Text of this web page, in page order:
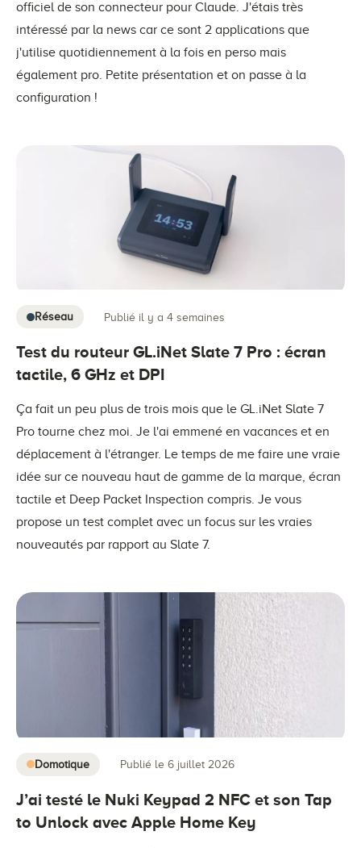
officiel de son connecteur pour Claude. J'étais très
intéressé par la news car ce sont 2 applications que
j'utilise quotidiennement à la fois en perso mais
également pro. Petite présentation et on passe à la
configuration !
Réseau Publié il y a 4 semaines
Test du routeur GL.iNet Slate 7 Pro : écran
tactile, 6 GHz et DPI
Ça fait un peu plus de trois mois que le GL.iNet Slate 7
Pro tourne chez moi. Je l'ai emmené en vacances et en
déplacement à l'étranger. Le temps de me faire une vraie
idée sur ce nouveau haut de gamme de la marque, écran
tactile et Deep Packet Inspection compris. Je vous
propose un test complet avec un focus sur les vraies
nouveautés par rapport au Slate 7.
Domotique Publié le 6 juillet 2026
J’ai testé le Nuki Keypad 2 NFC et son Tap
to Unlock avec Apple Home Key